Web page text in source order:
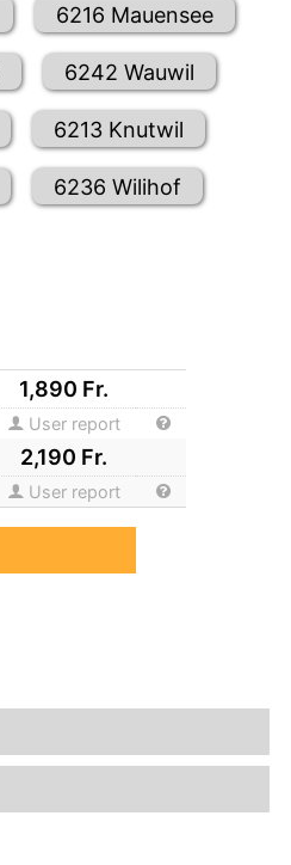
6216 Mauensee
6242 Wauwil
6213 Knutwil
6236 Wilihof
1,890 Fr.
User report
2,190 Fr.
User report